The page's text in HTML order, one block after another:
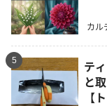
カル
5
テ
と
【